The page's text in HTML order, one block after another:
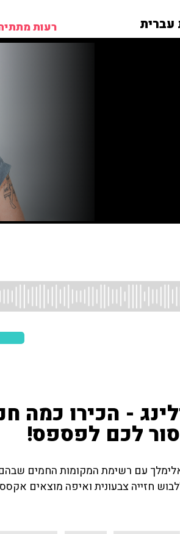
רעות
- הכירו כמה
לכם לפספס!
עם רשימת המקומות החמים
חזייה צבעונית ואיפה מוצאים